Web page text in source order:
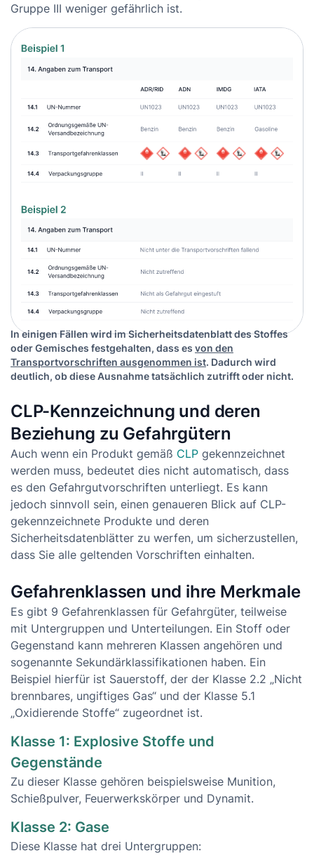
Gruppe III weniger gefährlich ist.
In einigen Fällen wird im Sicherheitsdatenblatt des Stoffes
oder Gemisches festgehalten, dass es von den
Transportvorschriften ausgenommen ist. Dadurch wird
deutlich, ob diese Ausnahme tatsächlich zutrifft oder nicht.
CLP-Kennzeichnung und deren
Beziehung zu Gefahrgütern
Auch wenn ein Produkt gemäß CLP gekennzeichnet
werden muss, bedeutet dies nicht automatisch, dass
es den Gefahrgutvorschriften unterliegt. Es kann
jedoch sinnvoll sein, einen genaueren Blick auf CLP-
gekennzeichnete Produkte und deren
Sicherheitsdatenblätter zu werfen, um sicherzustellen,
dass Sie alle geltenden Vorschriften einhalten.
Gefahrenklassen und ihre Merkmale
Es gibt 9 Gefahrenklassen für Gefahrgüter, teilweise
mit Untergruppen und Unterteilungen. Ein Stoff oder
Gegenstand kann mehreren Klassen angehören und
sogenannte Sekundärklassifikationen haben. Ein
Beispiel hierfür ist Sauerstoff, der der Klasse 2.2 „Nicht
brennbares, ungiftiges Gas“ und der Klasse 5.1
„Oxidierende Stoffe“ zugeordnet ist.
Klasse 1: Explosive Stoffe und
Gegenstände
Zu dieser Klasse gehören beispielsweise Munition,
Schießpulver, Feuerwerkskörper und Dynamit.
Klasse 2: Gase
Diese Klasse hat drei Untergruppen: